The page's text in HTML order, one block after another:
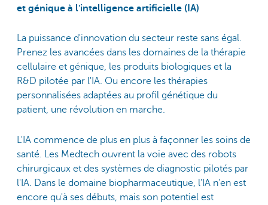
et génique à l'intelligence artificielle (IA)
La puissance d'innovation du secteur reste sans égal.
Prenez les avancées dans les domaines de la thérapie
cellulaire et génique, les produits biologiques et la
R&D pilotée par l'IA. Ou encore les thérapies
personnalisées adaptées au profil génétique du
patient, une révolution en marche.
L'IA commence de plus en plus à façonner les soins de
santé. Les Medtech ouvrent la voie avec des robots
chirurgicaux et des systèmes de diagnostic pilotés par
l'IA. Dans le domaine biopharmaceutique, l'IA n'en est
encore qu'à ses débuts, mais son potentiel est